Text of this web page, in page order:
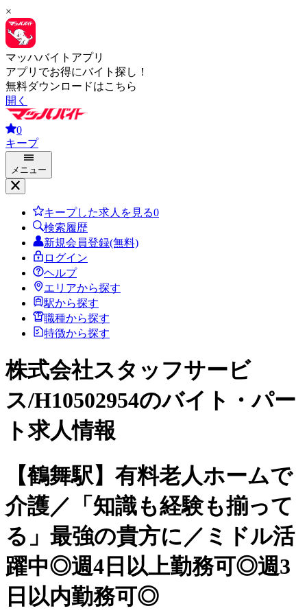
×
マッハバイトアプリ
アプリでお得にバイト探し！
無料ダウンロードはこちら
開く
0
キープ
メニュー
キープした求人を見る0
検索履歴
新規会員登録(無料)
ログイン
ヘルプ
エリアから探す
駅から探す
職種から探す
特徴から探す
株式会社スタッフサービ
ス/H10502954のバイト・パー
ト求人情報
【鶴舞駅】有料老人ホームで
介護／「知識も経験も揃って
る」最強の貴方に／ミドル活
躍中◎週4日以上勤務可◎週3
日以内勤務可◎